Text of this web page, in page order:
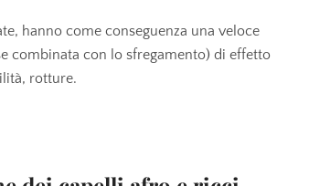
hanno come conseguenza una veloce
combinata con lo sfregamento) di effetto
rotture.